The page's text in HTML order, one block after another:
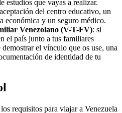
estudios que vayas a realizar.
del centro educativo, un
económica y un seguro médico.
Venezolano (V-T-FV): si
el país junto a tus familiares
el vínculo que os use, una
de identidad de tu
requisitos para viajar a Venezuela